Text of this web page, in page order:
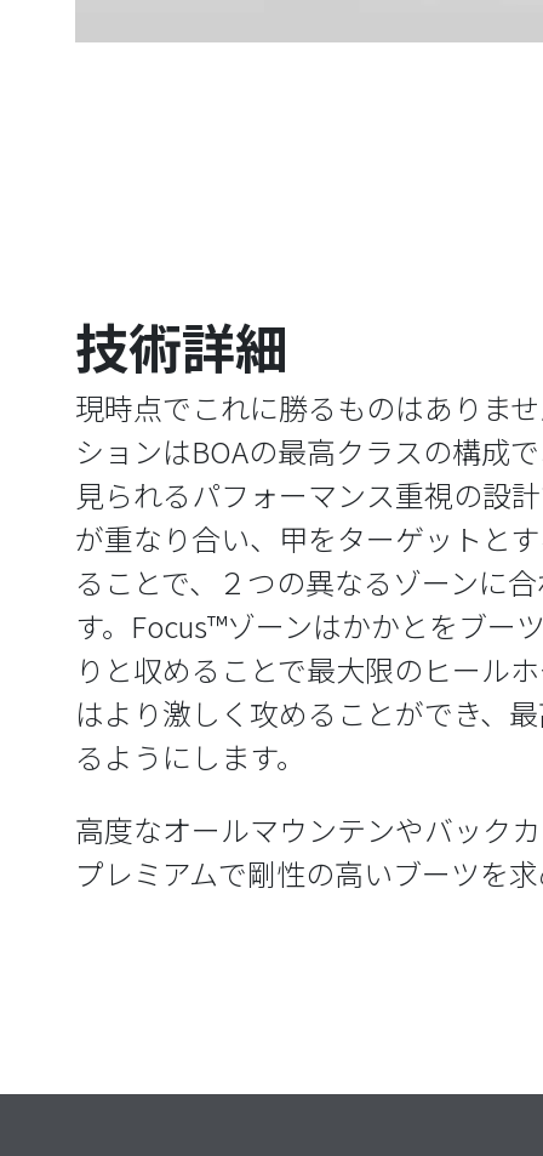
技術詳細
現時点でこれに勝るものはありま
ションはBOAの最高クラスの構成
見られるパフォーマンス重視の設
が重なり合い、甲をターゲットと
ることで、２つの異なるゾーンに
す。Focus™ゾーンはかかとをブー
りと収めることで最大限のヒール
はより激しく攻めることができ、
るようにします。
高度なオールマウンテンやバック
プレミアムで剛性の高いブーツを